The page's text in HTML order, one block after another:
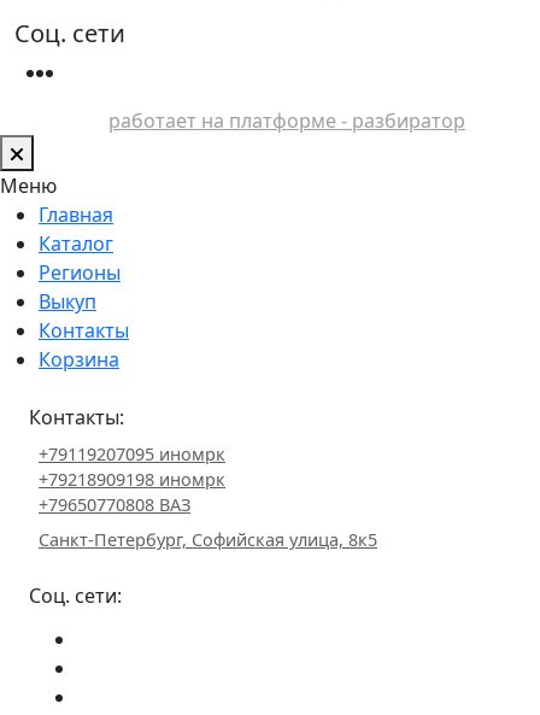
Соц. сети
работает на платформе - разбиратор
Меню
Главная
Каталог
Регионы
Выкуп
Контакты
Корзина
Контакты:
+79119207095 иномрк
+79218909198 иномрк
+79650770808 ВАЗ
Санкт-Петербург, Софийская улица, 8к5
Соц. сети: